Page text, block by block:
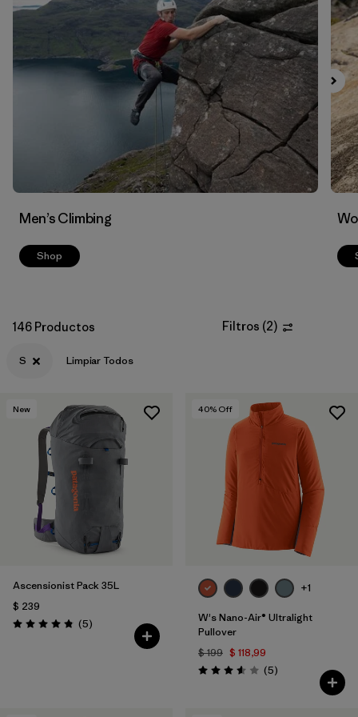
Men’s Climbing
Shop
146 Productos Filtros (2)
S Limpiar Todos
New
Ascensionist Pack 35L
$ 239
Valoración: 4.8 / 5
(5Comentarios
)
40% Off
+1
W's Nano-Air® Ultralight
Pullover
$ 199 $ 118,99
Valoración: 3.6 / 5
(5Comentarios
)